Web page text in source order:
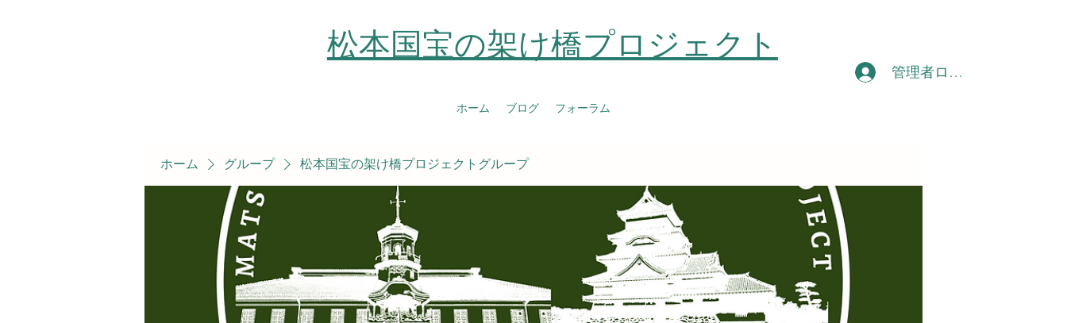
松本国宝の架け橋プロジェクト
ホーム ブログ フォーラム
管理者ログイン
ホーム グループ 松本国宝の架け橋プロジェクトグループ